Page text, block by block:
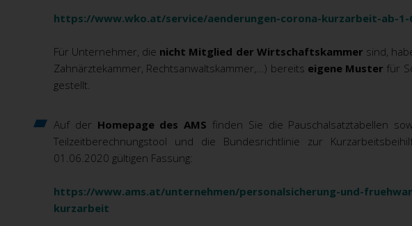
https://www.wko.at/service/aenderungen-corona-kurzarbeit-ab-1-
Für Unternehmer, die nicht Mitglied der Wirtschaftskammer sind,
Zahnärztekammer, Rechtsanwaltskammer,…) bereits eigene Muster für
gestellt.
Auf der Homepage des AMS finden Sie die Pauschalsatztabellen
Teilzeitberechnungstool und die Bundesrichtlinie zur
01.06.2020 gültigen Fassung:
https://www.ams.at/unternehmen/personalsicherung-und-
kurzarbeit